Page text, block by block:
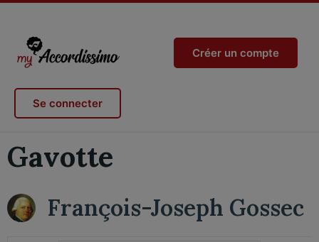
Créer un compte
Se connecter
Gavotte
François-Joseph Gossec